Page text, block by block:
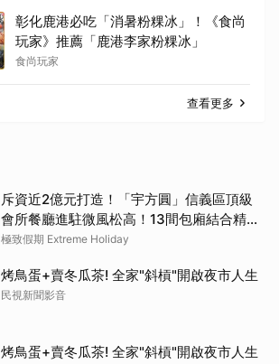
彰化鹿港必吃「消暑粉粿冰」！《食尚
玩家》推薦「鹿港李家粉粿冰」
食尚玩家
查看更多
斥資近2億元打造！「宇方圓」信義區頂級
會所餐廳進駐微風松高！13間包廂結合精緻
粵菜與社交娛樂
極致假期 Extreme Holiday
烤鳥蛋+賣冬瓜茶! 全家"斜槓"開啟夜市人生
民視新聞影音
烤鳥蛋+賣冬瓜茶! 全家"斜槓"開啟夜市人生